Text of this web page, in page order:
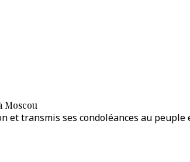
Moscou
transmis ses condoléances au peuple